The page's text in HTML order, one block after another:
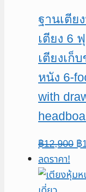
ฐานเตีย
เตียง 6
เตียงเก็
หนัง 6-
with
฿12,900 ฿
ลดราคา!